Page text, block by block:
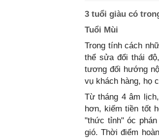
3 tuổi giàu có
Tuổi Mùi
Trong tính cách
thể sửa đổi thái
tương đối hướng
vụ khách hàng, họ
Từ tháng 4 âm
hơn, kiếm tiền tốt
"thức tỉnh" óc
gió. Thời điểm